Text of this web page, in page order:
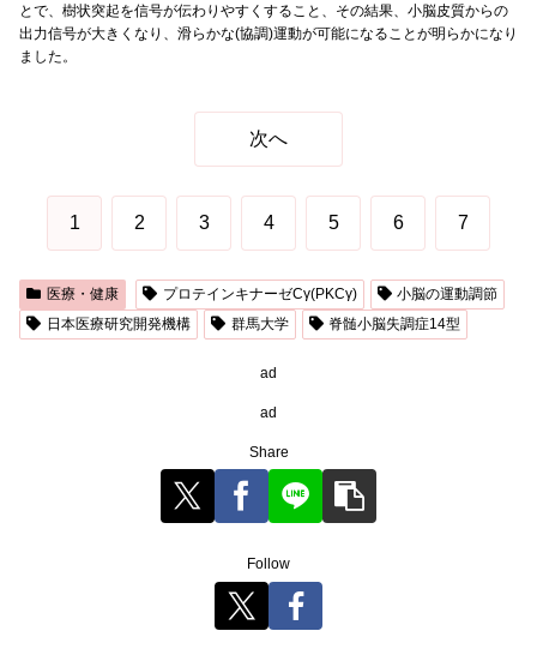
とで、樹状突起を信号が伝わりやすくすること、その結果、小脳皮質からの
出力信号が大きくなり、滑らかな(協調)運動が可能になることが明らかになり
ました。
次へ
1 2 3 4 5 6 7
医療・健康 プロテインキナーゼCγ(PKCγ)
小脳の運動調節
日本医療研究開発機構
群馬大学 脊髄小脳失調症14型
ad
ad
Share
Follow